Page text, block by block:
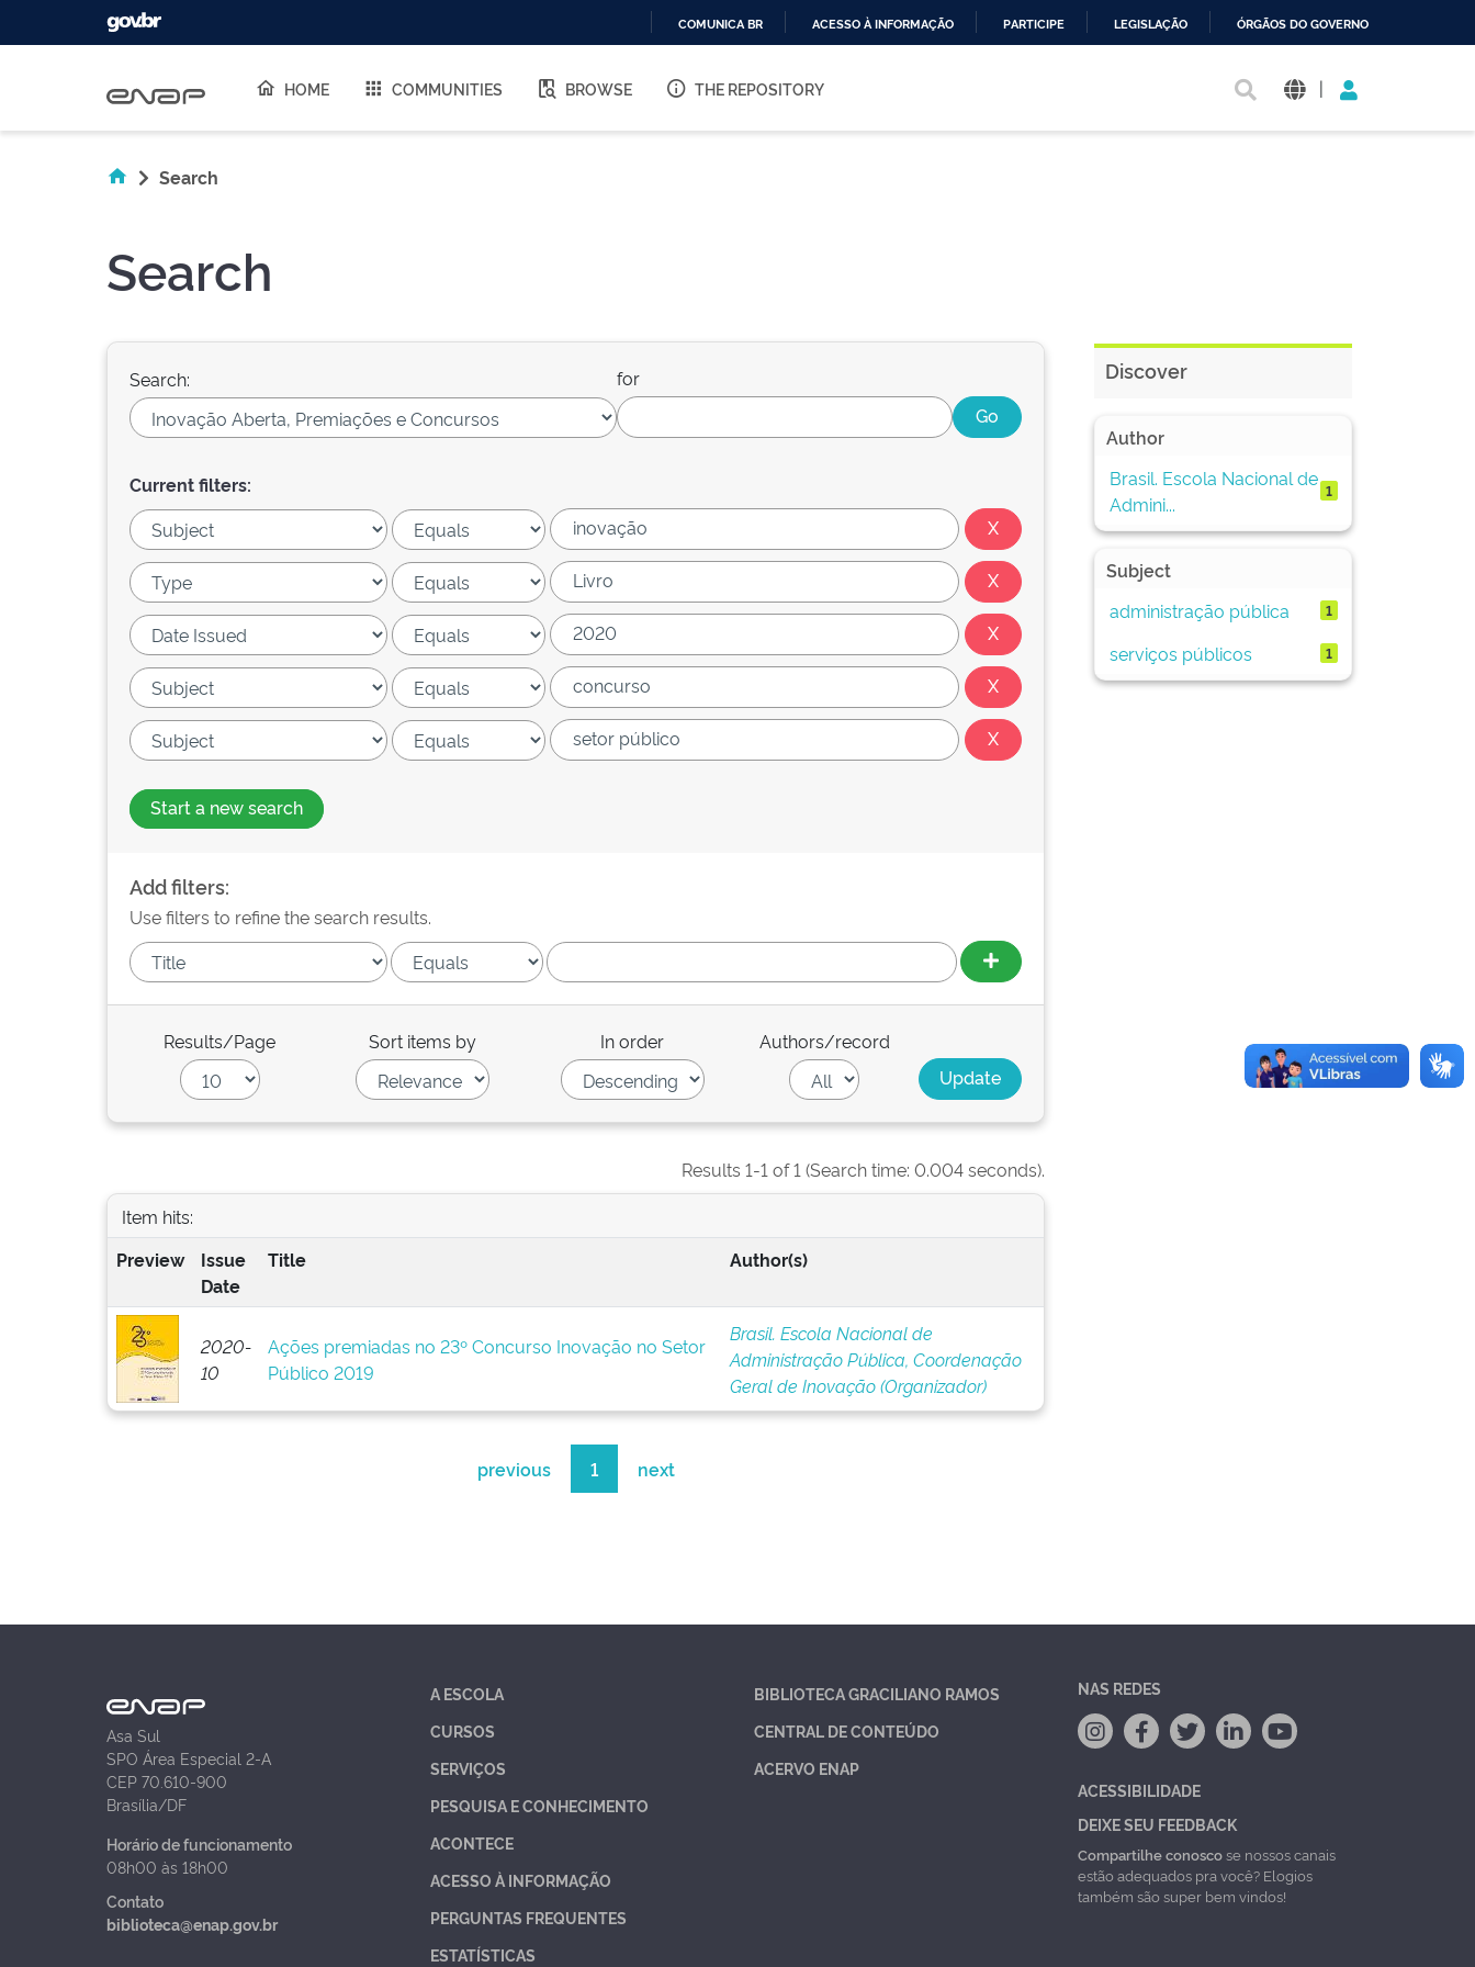
O
COMUNICA BR ACESSO À INFORMAÇÃO PARTICIPE LEGISLAÇÃO ÓRGÃOS DO GOVERNO
HOME COMMUNITIES BROWSE THE REPOSITORY |
Search
Search
Search: for
Current filters:
Start a new search
Add filters:
Use filters to refine the search results.
Results/Page Sort items by In order Authors/record
Results 1-1 of 1 (Search time: 0.004 seconds).
Item hits:
Preview
Issue
Date
Title Author(s)
2020-
10
Ações premiadas no 23º Concurso Inovação no Setor
Público 2019
Brasil. Escola Nacional de
Administração Pública, Coordenação
Geral de Inovação (Organizador)
previous 1 next
Discover
Author
Brasil. Escola Nacional de
Admini...
1
Subject
administração pública
1
serviços públicos 1
Asa Sul
SPO Área Especial 2-A
CEP 70.610-900
Brasília/DF
Horário de funcionamento
08h00 às 18h00
Contato
biblioteca@enap.gov.br
A ESCOLA
CURSOS
SERVIÇOS
PESQUISA E CONHECIMENTO
ACONTECE
ACESSO À INFORMAÇÃO
PERGUNTAS FREQUENTES
ESTATÍSTICAS
BIBLIOTECA GRACILIANO RAMOS
CENTRAL DE CONTEÚDO
ACERVO ENAP
NAS REDES
ACESSIBILIDADE
DEIXE SEU FEEDBACK
Compartilhe conoscose nossos canais
estão adequados pra você? Elogios
também são super bem vindos!